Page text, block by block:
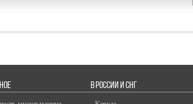
В РОССИИ И СНГ